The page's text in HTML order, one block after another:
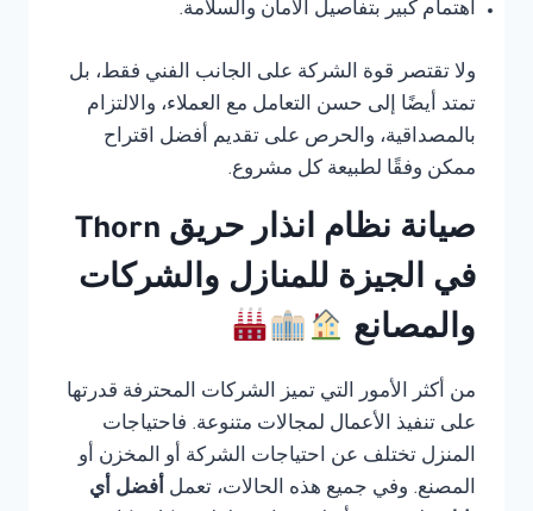
اهتمام كبير بتفاصيل الأمان والسلامة.
ولا تقتصر قوة الشركة على الجانب الفني فقط، بل
تمتد أيضًا إلى حسن التعامل مع العملاء، والالتزام
بالمصداقية، والحرص على تقديم أفضل اقتراح
ممكن وفقًا لطبيعة كل مشروع.
صيانة نظام انذار حريق Thorn
في الجيزة للمنازل والشركات
والمصانع
من أكثر الأمور التي تميز الشركات المحترفة قدرتها
على تنفيذ الأعمال لمجالات متنوعة. فاحتياجات
المنزل تختلف عن احتياجات الشركة أو المخزن أو
المصنع. وفي جميع هذه الحالات، تعمل أفضل أي